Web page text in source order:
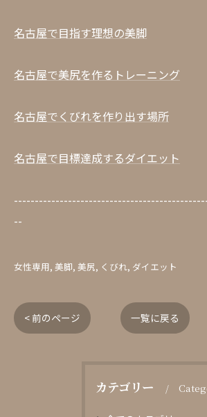
名古屋で目指す理想の美脚
名古屋で美尻を作るトレーニング
名古屋でくびれを作り出す場所
名古屋で目標達成するダイエット
--
女性専用 美脚 美尻 くびれ ダイエット
< 前のページ 一覧に戻る
カテゴリー